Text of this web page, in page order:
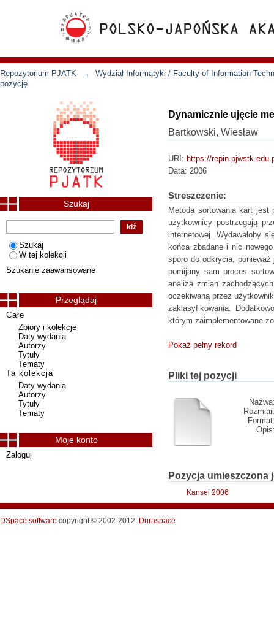
Repozytorium PJATK →
Wydział Informatyki / Faculty of Information
pozycję
Dynamicznie ujęcie
Bartkowski, Wiesław
URI: https://
Data: 2006
Streszczenie:
Metoda sortowania kart
użytkownicy postrzegają
internetowej. Wydawałoby
końca zbadane i nic
sporo do odkrycia,
pomijany sam proces
analiza zmian
oczekiwaną przez
zaklasyfikowania.
którym zaimplementowane
Pokaż pełny rekord
Pliki tej pozycji
Pozycja
Kansei 2006
Szukaj
Szukaj
W tej kolekcji
Szukanie zaawansowane
Przeglądaj
Całe
Zbiory i kolekcje
Daty wydania
Autorzy
Tytuły
Tematy
Ta kolekcja
Daty wydania
Autorzy
Tytuły
Tematy
Moje konto
Zaloguj
DSpace software copyright © 2002-2012 Duraspace